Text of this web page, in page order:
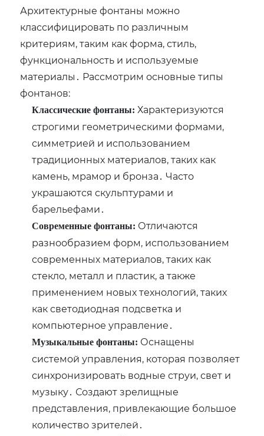
Архитектурные фонтаны можно
классифицировать по различным
критериям‚ таким как форма‚ стиль‚
функциональность и используемые
материалы․ Рассмотрим основные типы
фонтанов:
Классические фонтаны: Характеризуются
строгими геометрическими формами‚
симметрией и использованием
традиционных материалов‚ таких как
камень‚ мрамор и бронза․ Часто
украшаются скульптурами и
барельефами․
Современные фонтаны: Отличаются
разнообразием форм‚ использованием
современных материалов‚ таких как
стекло‚ металл и пластик‚ а также
применением новых технологий‚ таких
как светодиодная подсветка и
компьютерное управление․
Музыкальные фонтаны: Оснащены
системой управления‚ которая позволяет
синхронизировать водные струи‚ свет и
музыку․ Создают зрелищные
представления‚ привлекающие большое
количество зрителей․